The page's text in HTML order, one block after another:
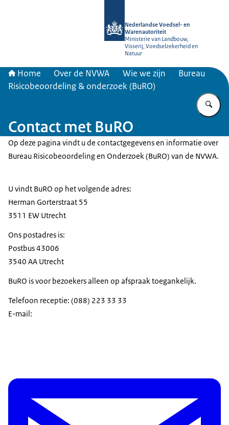
Nederlandse Voedsel- en
Warenautoriteit
Ministerie van Landbouw,
Visserij, Voedselzekerheid en
Natuur
Home Over de NVWA Wie we zijn
Bureau
Risicobeoordeling & onderzoek (BuRO)
Contact met BuRO
Op deze pagina vindt u de contactgegevens en informatie over
Bureau Risicobeoordeling en Onderzoek (BuRO) van de NVWA.
U vindt BuRO op het volgende adres:
Herman Gorterstraat 55
3511 EW Utrecht
Ons postadres is:
Postbus 43006
3540 AA Utrecht
BuRO is voor bezoekers alleen op afspraak toegankelijk.
Telefoon receptie: (088) 223 33 33
E-mail: